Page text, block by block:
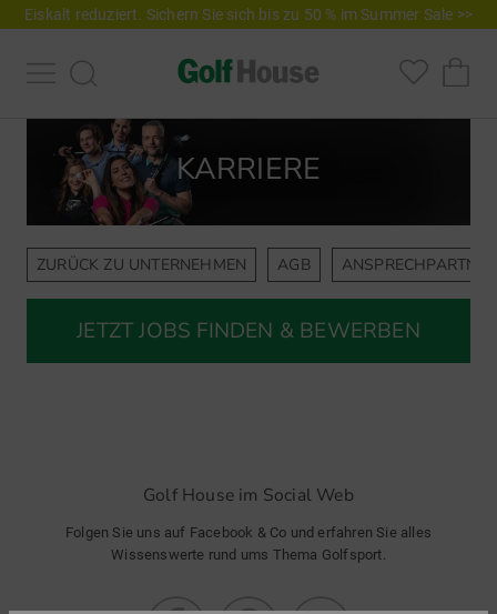
Eiskalt reduziert. Sichern Sie sich bis zu 50 % im Summer Sale >>
KARRIERE
ZURÜCK ZU UNTERNEHMEN AGB ANSPRECHPARTNER
JETZT JOBS FINDEN & BEWERBEN
Golf House im Social Web
Folgen Sie uns auf Facebook & Co und erfahren Sie alles
Wissenswerte rund ums Thema Golfsport.